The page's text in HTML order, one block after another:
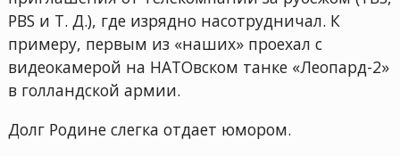
PBS и Т. Д.), где изрядно насотрудничал. К
примеру, первым из «наших» проехал с
видеокамерой на НАТОвском танке «Леопард-2»
в голландской армии.
Долг Родине слегка отдает юмором.